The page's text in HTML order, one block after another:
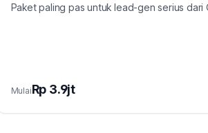
Paket paling pas untuk lead-gen serius dari
MulaiRp 3.9jt